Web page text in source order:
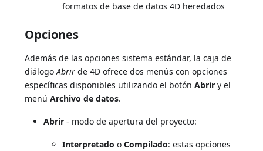
formatos de base de datos 4D heredados
Opciones
Además de las opciones sistema estándar, la caja de
diálogoAbrir de 4D ofrece dos menús con opciones
específicas disponibles utilizando el botónAbrir y el
menúArchivo de datos.
Abrir - modo de apertura del proyecto:
Interpretado oCompilado: estas opciones